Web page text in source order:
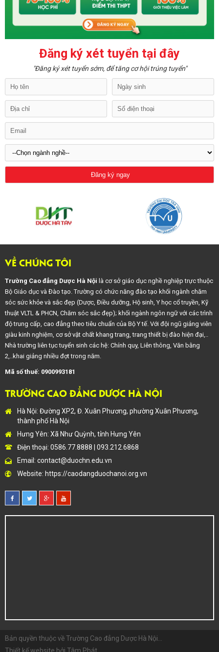
Đăng ký xét tuyển tại đây
"Đăng ký xét tuyển sớm, để tăng cơ hội trúng tuyển"
VỀ CHÚNG TÔI
Trường Cao đẳng Dược Hà Nội là cơ sở giáo dục nghề nghiệp trực thuộc
Bộ Giáo dục và Đào tạo. Trường có chức năng đào tạo khối ngành chăm
sóc sức khỏe và sắc đẹp (Dược, Điều dưỡng, Hộ sinh, Y học cổ truyền, Kỹ
thuật VLTL & PHCN, Chăm sóc sắc đẹp); khối ngành ngôn ngữ với các trình
độ trung cấp, cao đẳng theo tiêu chuẩn của Bộ Y tế. Với đội ngũ giảng viên
giàu kinh nghiệm, cơ sở vật chất khang trang, trang thiết bị đào hiện đại,..
Nhà trường liên tục tuyển sinh các hệ: Chính quy, Liên thông, Văn bằng
2,..khai giảng nhiều đợt trong năm.
Mã số thuế: 0900993181
TRƯỜNG CAO ĐẲNG DƯỢC HÀ NỘI
Hà Nội: Đường XP2, Đ. Xuân Phương, phường Xuân Phương,
thành phố Hà Nội
Hưng Yên: Xã Như Quỳnh, tỉnh Hưng Yên
Điện thoại: 0586.77.8888 | 093.212.6868
Email: contact@duochn.edu.vn
Website: https://caodangduochanoi.org.vn
Bản quyền thuộc vềTrường Cao đẳng Dược Hà Nội...
Thiết kế website bởi Tâm Phát